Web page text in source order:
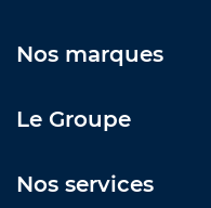
Nos marques
Le Groupe
Nos services